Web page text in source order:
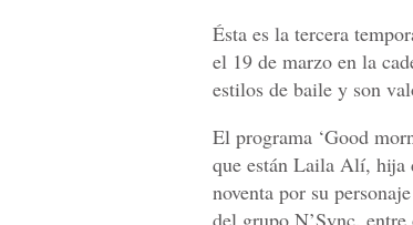
Ésta es la tercera
el 19 de marzo en la
estilos de baile y son
El programa ‘Good
que están Laila Alí, hija
noventa por su
del grupo N’Sync, entre